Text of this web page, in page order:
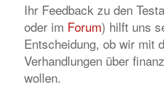
Ihr Feedback zu den
oder im Forum) hilft uns
Entscheidung, ob wir mit
Verhandlungen über
wollen.